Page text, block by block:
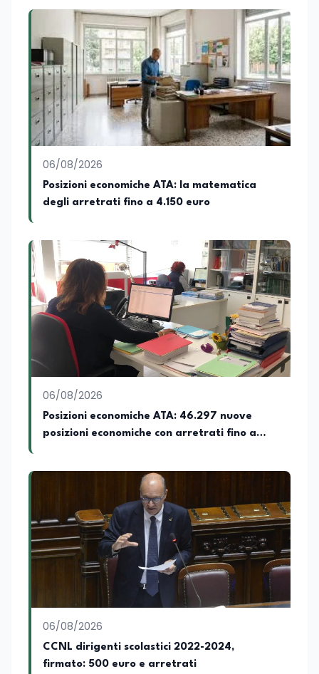
accademica multidisciplinare: ha
conseguito la Laurea in Economia e
Commercio (quadriennale, Vecchio
Ordinamento), la Laurea Magistrale in
Relazioni Internazionali (LM-52) con la
votazione di 110/110 e lode, e la Laurea
Magistrale in Scienze Geografiche (LM-
80). Un trittico di competenze che gli
consente di leggere i fenomeni
contemporanei con una prospettiva che
abbraccia le dinamiche economiche, le
relazioni tra Stati e le dimensioni spaziali
e territoriali della società. Nel corso della
significativa esperienza nella
testate della carta stampata. Questa
esperienza sul campo gli ha conferito
una padronanza trasversale dei linguaggi
mediatici, dalla televisione al digitale.
Attualmente ricopre il ruolo di Direttore
Responsabile di EduNews24.it, testata
giornalistica online dedicata al mondo
dell'istruzione, della formazione e delle
politiche educative italiane ed europee,
dove cura la linea editoriale e
supervisiona la produzione di contenuti
operatori del settore educativo. È inoltre
docente di Comunicazione presso la
mediazione linguistica, dove mette a
disposizione delle nuove generazioni di
professionisti della comunicazione il
proprio bagaglio di competenze
giornalistiche, analitiche e accademiche.
06/08/2026
Posizioni economiche ATA: la matematica
degli arretrati fino a 4.150 euro
06/08/2026
Posizioni economiche ATA: 46.297 nuove
posizioni economiche con arretrati fino a
06/08/2026
CCNL dirigenti scolastici 2022-2024,
firmato: 500 euro e arretrati